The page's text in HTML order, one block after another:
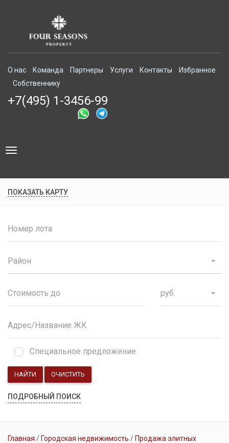
О нас Команда Партнеры Услуги Контакты
Избранное
Собственнику
+7(495) 1-3456-99
Toggle
ПОКАЗАТЬ КАРТУ
Район
руб.
Специальное предложение
НАЙТИ ОЧИСТИТЬ
ПОДРОБНЫЙ ПОИСК
Главная Городская недвижимость
Продажа элитных